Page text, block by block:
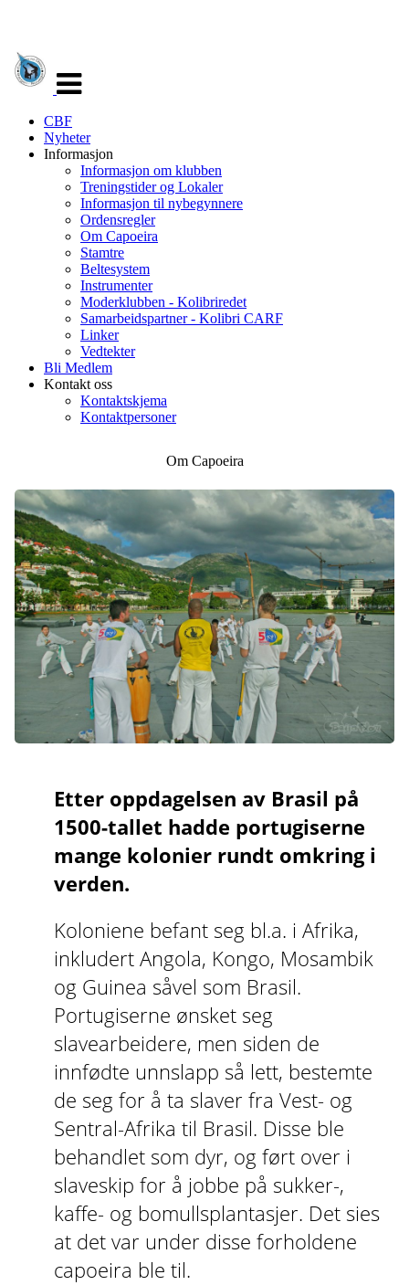
navigasjon
CBF
Nyheter
Informasjon
Informasjon om klubben
Treningstider og Lokaler
Informasjon til nybegynnere
Ordensregler
Om Capoeira
Stamtre
Beltesystem
Instrumenter
Moderklubben - Kolibriredet
Samarbeidspartner - Kolibri CARF
Linker
Vedtekter
Bli Medlem
Kontakt oss
Kontaktskjema
Kontaktpersoner
Om Capoeira
Etter oppdagelsen av Brasil på
1500-tallet hadde portugiserne
mange kolonier rundt omkring i
verden.
Koloniene befant seg bl.a. i Afrika,
inkludert Angola, Kongo, Mosambik
og Guinea såvel som Brasil.
Portugiserne ønsket seg
slavearbeidere, men siden de
innfødte unnslapp så lett, bestemte
de seg for å ta slaver fra Vest- og
Sentral-Afrika til Brasil. Disse ble
behandlet som dyr, og ført over i
slaveskip for å jobbe på sukker-,
kaffe- og bomullsplantasjer. Det sies
at det var under disse forholdene
capoeira ble til.